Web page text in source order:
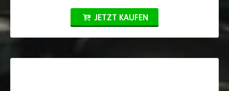
JETZT KAUFEN